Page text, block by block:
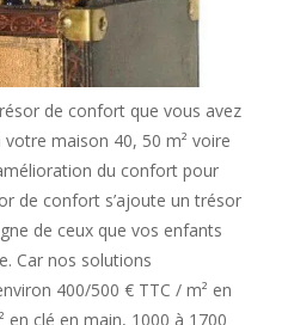
de confort que vous avez
maison 40, 50 m² voire
du confort pour
de confort s’ajoute un trésor
de ceux que vos enfants
Car nos solutions
400/500 € TTC / m² en
clé en main, 1000 à 1700